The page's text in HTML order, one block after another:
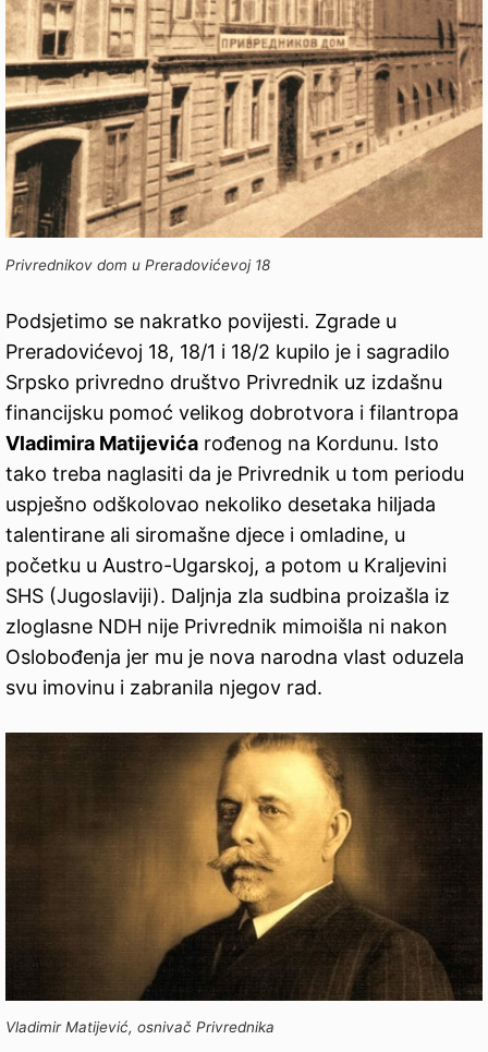
Privrednikov dom u Preradovićevoj 18
Podsjetimo se nakratko povijesti. Zgrade u
Preradovićevoj 18, 18/1 i 18/2 kupilo je i sagradilo
Srpsko privredno društvo Privrednik uz izdašnu
financijsku pomoć velikog dobrotvora i filantropa
Vladimira Matijevića rođenog na Kordunu. Isto
tako treba naglasiti da je Privrednik u tom periodu
uspješno odškolovao nekoliko desetaka hiljada
talentirane ali siromašne djece i omladine, u
početku u Austro-Ugarskoj, a potom u Kraljevini
SHS (Jugoslaviji). Daljnja zla sudbina proizašla iz
zloglasne NDH nije Privrednik mimoišla ni nakon
Oslobođenja jer mu je nova narodna vlast oduzela
svu imovinu i zabranila njegov rad.
Vladimir Matijević, osnivač Privrednika